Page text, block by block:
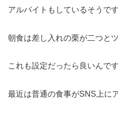
アルバイトもしているそうで
朝食は差し入れの栗が二つと
これも設定だったら良いんです
最近は普通の食事がSNS上に